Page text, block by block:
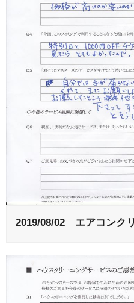
2019/08/02 エアコンク